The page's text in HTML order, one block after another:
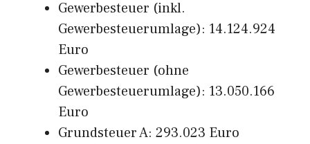
Gewerbesteuer (inkl.
Gewerbesteuerumlage): 14.124.924
Euro
Gewerbesteuer (ohne
Gewerbesteuerumlage): 13.050.166
Euro
Grundsteuer A: 293.023 Euro